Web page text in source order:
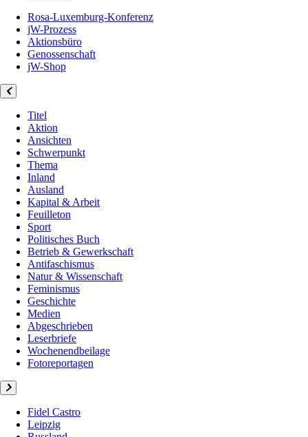
Rosa-Luxemburg-Konferenz
jW-Prozess
Aktionsbüro
Genossenschaft
jW-Shop
Titel
Aktion
Ansichten
Schwerpunkt
Thema
Inland
Ausland
Kapital & Arbeit
Feuilleton
Sport
Politisches Buch
Betrieb & Gewerkschaft
Antifaschismus
Natur & Wissenschaft
Feminismus
Geschichte
Medien
Abgeschrieben
Leserbriefe
Wochenendbeilage
Fotoreportagen
Fidel Castro
Leipzig